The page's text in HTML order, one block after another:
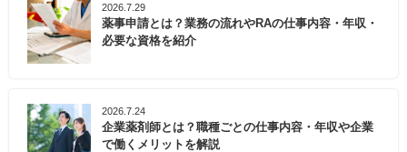
2026.7.29
薬事申請とは？業務の流れやRAの仕事内容・年収・
必要な資格を紹介
2026.7.24
企業薬剤師とは？職種ごとの仕事内容・年収や企業
で働くメリットを解説